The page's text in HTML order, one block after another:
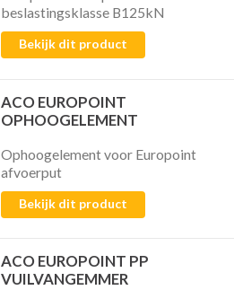
beslastingsklasse B125kN
Bekijk dit product
ACO EUROPOINT
OPHOOGELEMENT
Ophoogelement voor Europoint
afvoerput
Bekijk dit product
ACO EUROPOINT PP
VUILVANGEMMER